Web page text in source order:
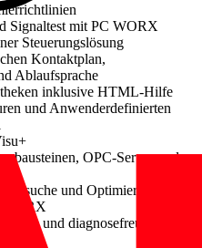
Signaltest mit PC WORX
Steuerungslösung
Kontaktplan,
Ablaufsprache
inklusive HTML-Hilfe
und Anwenderdefinierten
OPC-Server und
und Optimierung des
WORX
und diagnosefreundliche